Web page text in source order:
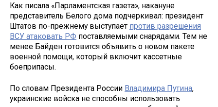
Как писала «Парламентская газета», накануне
представитель Белого дома подчеркивал: президент
Штатов по-прежнему выступает против разрешения
ВСУ атаковать РФ поставляемыми снарядами. Тем не
менее Байден готовится объявить о новом пакете
военной помощи, который включит кассетные
боеприпасы.
По словам Президента России Владимира Путина,
украинские войска не способны использовать